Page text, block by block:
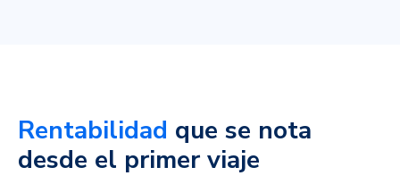
Rentabilidad que se nota
desde el primer viaje